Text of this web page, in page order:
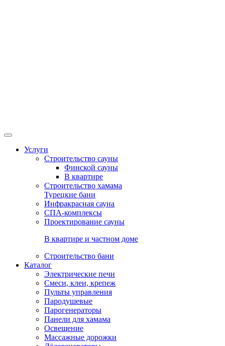
Услуги
Строительство сауны
Финской сауны
В квартире
Строительство хамама
Турецкие бани
Инфракрасная сауна
СПА-комплексы
Проектирование сауны
В квартире и частном доме
Строительство бани
Каталог
Электрические печи
Смеси, клеи, крепеж
Пульты управления
Пародушевые
Парогенераторы
Панели для хамама
Освещение
Массажные дорожки